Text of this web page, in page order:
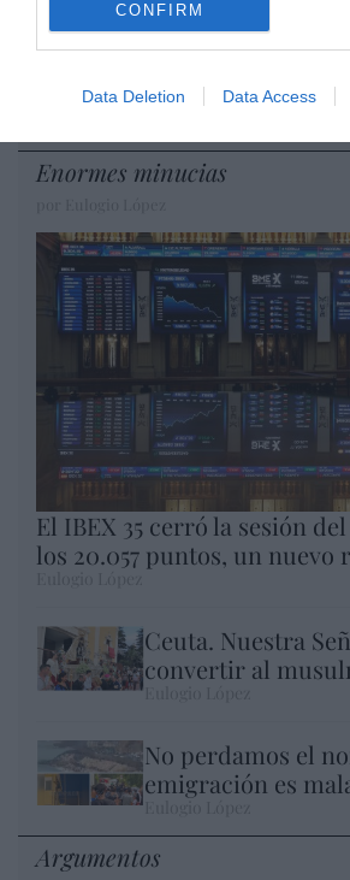
CONFIRM
Data Deletion Data Access
por Redacción
Artículos anteriores
Enormes minucias
El IBEX 35 cerró la sesión
los 20.057 puntos, un nuevo
Ceuta. Nuestra
convertir al
No perdamos el
emigración es
Argumentos